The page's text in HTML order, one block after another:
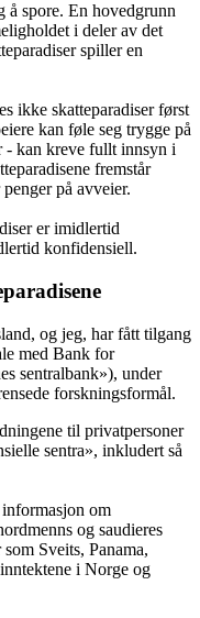
å spore. En hovedgrunn
i deler av det
spiller en
ikke skatteparadiser først
kan føle seg trygge på
- kan kreve fullt innsyn i
fremstår
på avveier.
er imidlertid
konfidensiell.
og jeg, har fått tilgang
med Bank for
sentralbank»), under
forskningsformål.
til privatpersoner
sentra», inkludert så
om
og saudieres
Sveits, Panama,
i Norge og